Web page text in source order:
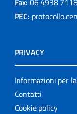
Fax: 06 4938 7118
PEC:
PRIVACY
Informazioni per
Contatti
Cookie policy